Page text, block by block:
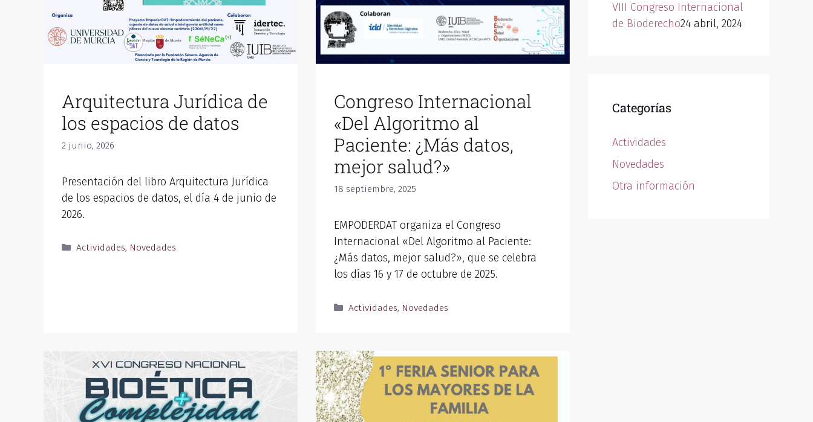
Arquitectura Jurídica de
los espacios de datos
2 junio, 2026
Presentación del libro Arquitectura Jurídica
de los espacios de datos, el día 4 de junio de
2026.
Actividades, Novedades
Congreso Internacional
«Del Algoritmo al
Paciente: ¿Más datos,
mejor salud?»
18 septiembre, 2025
EMPODERDAT organiza el Congreso
Internacional «Del Algoritmo al Paciente:
¿Más datos, mejor salud?», que se celebra
los días 16 y 17 de octubre de 2025.
Actividades, Novedades
VIII Congreso Internacional
de Bioderecho24 abril, 2024
Categorías
Actividades
Novedades
Otra información